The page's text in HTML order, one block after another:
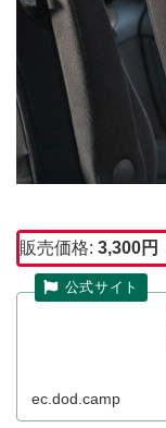
販売価格: 3,300円
ec.dod.camp